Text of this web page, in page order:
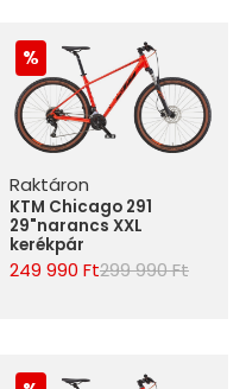
Raktáron
KTM Chicago 291
29"narancs XXL
kerékpár
249 990 Ft299 990 Ft